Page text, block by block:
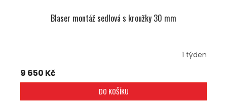
Blaser montáž sedlová s kroužky 30 mm
1 týden
9 650 Kč
DO KOŠÍKU